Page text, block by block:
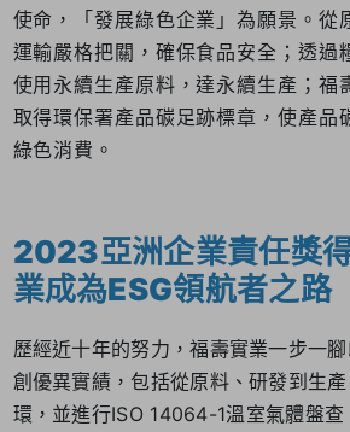
使命，「發展綠色企業」為願景。從
運輸嚴格把關，確保食品安全；透過
使用永續生產原料，達永續生產；福
取得環保署產品碳足跡標章，使產品
綠色消費。
2023亞洲企業責任獎
業成為ESG領航者之路
歷經近十年的努力，福壽實業一步一
創優異實績，包括從原料、研發到生
環，並進行ISO 14064-1溫室氣體盤